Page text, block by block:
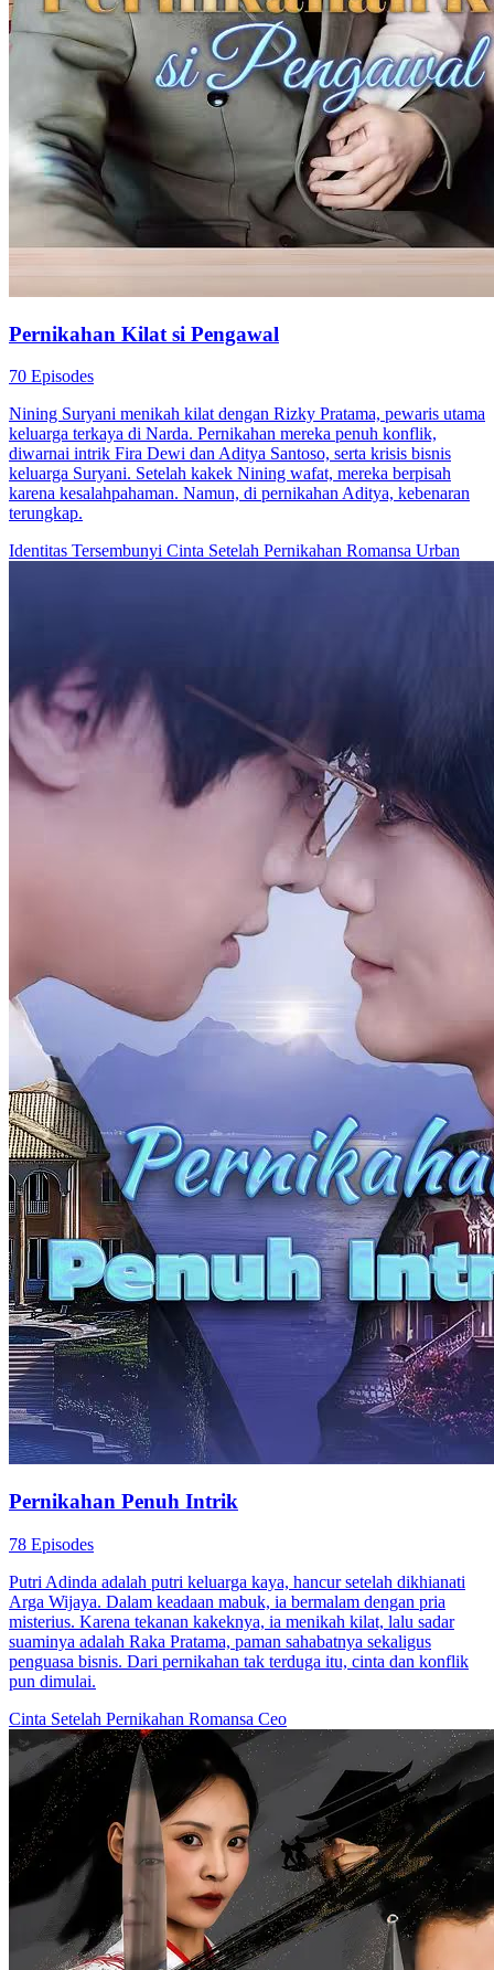
Cinta dalam Pernikahan Tertukar
59 Episodes
Pernikahan antara Keluarga Suhari dan Farhan berawal dari
kesalahpahaman. Setelah kebenaran terungkap, Ira Suhari
memutuskan bertukar pasangan. Ayah Leo Farhan berkomplot
merusak bisnis Keluarga Suhari dan menculik Wanda. Leo dan Ira
bekerja sama mengungkap kejahatan ayahnya dan merebut kendali
perusahaan. Setelah semua berakhir, Leo jemput Wanda pulang dari
luar negeri. Yarta membantu Ira memulihkan bisnis keluarganya.
Kedua pasangan ini akhirnya hidup bahagia bersama.
Cinta Setelah Menikah
Pernikahan Kilat si Pengawal
70 Episodes
Nining Suryani menikah kilat dengan Rizky Pratama, pewaris utama
keluarga terkaya di Narda. Pernikahan mereka penuh konflik,
diwarnai intrik Fira Dewi dan Aditya Santoso, serta krisis bisnis
keluarga Suryani. Setelah kakek Nining wafat, mereka berpisah
karena kesalahpahaman. Namun, di pernikahan Aditya, kebenaran
terungkap.
Identitas Tersembunyi
Cinta Setelah Pernikahan Romansa Urban